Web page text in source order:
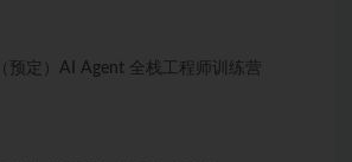
（预定）AI Agent 全栈工程师训练营